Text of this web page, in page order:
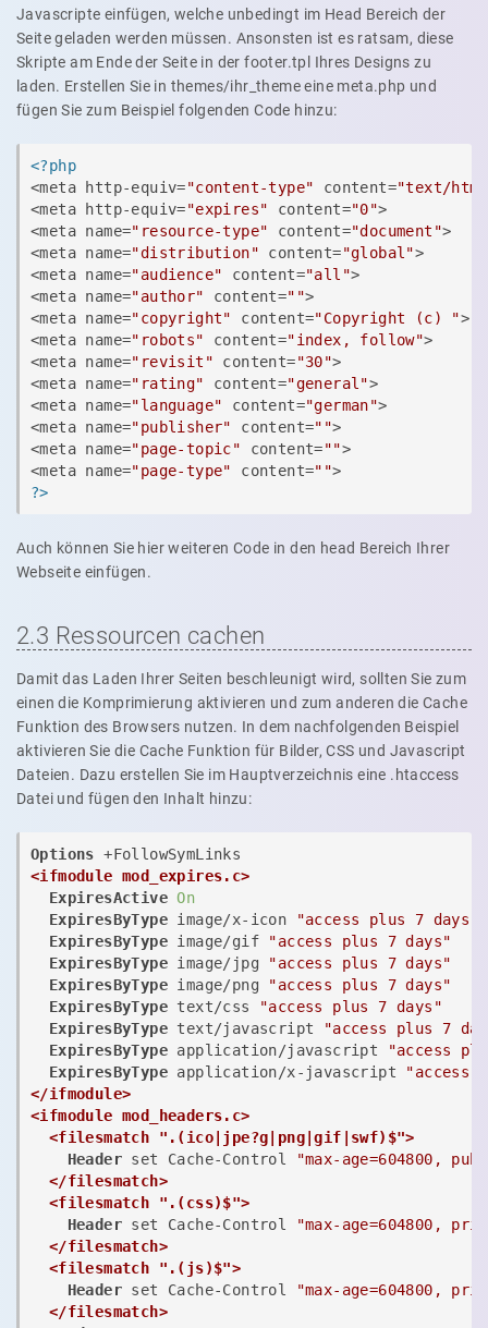
Javascripte einfügen, welche unbedingt im Head Bereich der
Seite geladen werden müssen. Ansonsten ist es ratsam, diese
Skripte am Ende der Seite in der footer.tpl Ihres Designs zu
laden. Erstellen Sie in themes/ihr_theme eine meta.php und
fügen Sie zum Beispiel folgenden Code hinzu:
<?php
<meta http-equiv="content-type" content="text/
<meta http-equiv="expires" content="0">
<meta name="resource-type" content="document">
<meta name="distribution" content="global">
<meta name="audience" content="all">
<meta name="author" content="">
<meta name="copyright" content="Copyright (c) ">
<meta name="robots" content="index, follow">
<meta name="revisit" content="30">
<meta name="rating" content="general">
<meta name="language" content="german">
<meta name="publisher" content="">
<meta name="page-topic" content="">
<meta name="page-type" content=""
?>
Auch können Sie hier weiteren Code in den head Bereich Ihrer
Webseite einfügen.
2.3 Ressourcen cachen
Damit das Laden Ihrer Seiten beschleunigt wird, sollten Sie zum
einen die Komprimierung aktivieren und zum anderen die Cache
Funktion des Browsers nutzen. In dem nachfolgenden Beispiel
aktivieren Sie die Cache Funktion für Bilder, CSS und Javascript
Dateien. Dazu erstellen Sie im Hauptverzeichnis eine .htaccess
Datei und fügen den Inhalt hinzu:
Options
<ifmodule mod_expires.c>
ExpiresActive On
ExpiresByType image/x-icon
"access plus 7 days"
ExpiresByType image/gif "access plus 7 days"
ExpiresByType image/jpg "access plus 7 days"
ExpiresByType image/png "access plus 7 days"
ExpiresByType text/css
"access plus 7 days"
ExpiresByType text/javascript
"access plus 7
ExpiresByType application/javascript
"access
ExpiresByType application/x-javascript "access
</ifmodule>
<ifmodule mod_headers.c>
<filesmatch ".(ico|jpe?g|png|gif|swf)$">
Header set Cache-Control
"max-age=604800,
</filesmatch>
<filesmatch ".(css)$">
Header set Cache-Control
"max-age=604800,
</filesmatch>
<filesmatch ".(js)$">
Header set Cache-Control
"max-age=604800,
</filesmatch>